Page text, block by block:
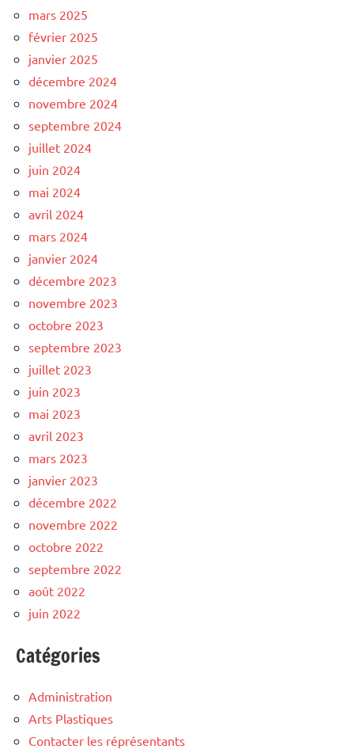
mars 2025
février 2025
janvier 2025
décembre 2024
novembre 2024
septembre 2024
juillet 2024
juin 2024
mai 2024
avril 2024
mars 2024
janvier 2024
décembre 2023
novembre 2023
octobre 2023
septembre 2023
juillet 2023
juin 2023
mai 2023
avril 2023
mars 2023
janvier 2023
décembre 2022
novembre 2022
octobre 2022
septembre 2022
août 2022
juin 2022
Catégories
Administration
Arts Plastiques
Contacter les réprésentants